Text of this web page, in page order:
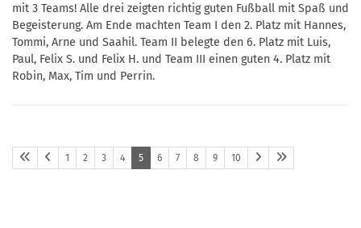
mit 3 Teams! Alle drei zeigten richtig guten Fußball mit Spaß und
Begeisterung. Am Ende machten Team I den 2. Platz mit Hannes,
Tommi, Arne und Saahil. Team II belegte den 6. Platz mit Luis,
Paul, Felix S. und Felix H. und Team III einen guten 4. Platz mit
Robin, Max, Tim und Perrin.
1 2 3 4 5 6 7 8 9 10